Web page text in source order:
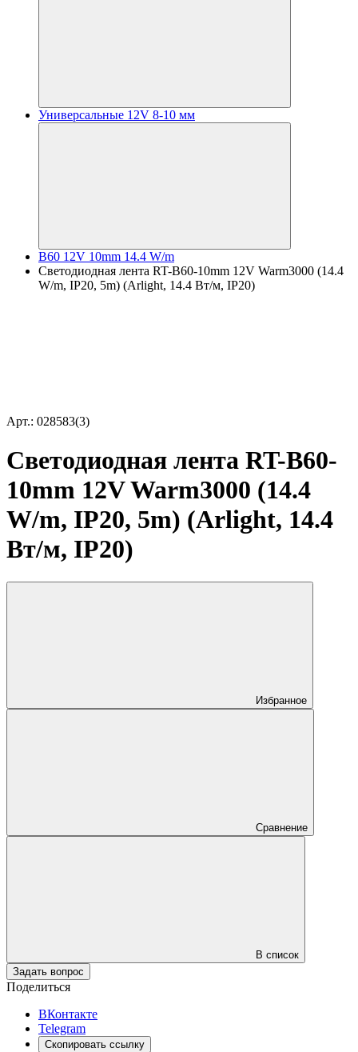
Универсальные 12V 8-10 мм
B60 12V 10mm 14.4 W/m
Светодиодная лента RT-B60-10mm 12V Warm3000 (14.4
W/m, IP20, 5m) (Arlight, 14.4 Вт/м, IP20)
Арт.: 028583(3)
Светодиодная лента RT-B60-
10mm 12V Warm3000 (14.4
W/m, IP20, 5m) (Arlight, 14.4
Вт/м, IP20)
Избранное
Сравнение
В список
Задать вопрос
Поделиться
ВКонтакте
Telegram
Скопировать ссылку